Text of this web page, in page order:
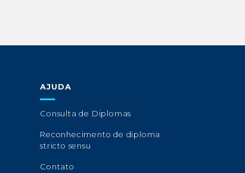
AJUDA
Consulta de Diplomas
Reconhecimento de diploma
stricto sensu
Contato